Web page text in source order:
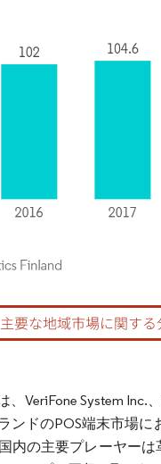
BY 4.0の表示が必要です。
、VeriFone System
ンドのPOS端末市場に
内の主要プレーヤー